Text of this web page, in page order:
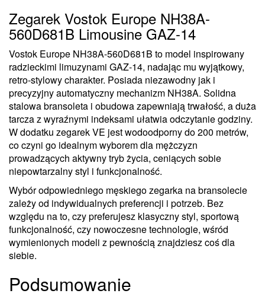
Zegarek Vostok Europe NH38A-
560D681B Limousine GAZ-14
Vostok Europe NH38A-560D681B to model inspirowany
radzieckimi limuzynami GAZ-14, nadając mu wyjątkowy,
retro-stylowy charakter. Posiada niezawodny jak i
precyzyjny automatyczny mechanizm NH38A. Solidna
stalowa bransoleta i obudowa zapewniają trwałość, a duża
tarcza z wyraźnymi indeksami ułatwia odczytanie godziny.
W dodatku zegarek VE jest wodoodporny do 200 metrów,
co czyni go idealnym wyborem dla mężczyzn
prowadzących aktywny tryb życia, ceniących sobie
niepowtarzalny styl i funkcjonalność.
Wybór odpowiedniego męskiego zegarka na bransolecie
zależy od indywidualnych preferencji i potrzeb. Bez
względu na to, czy preferujesz klasyczny styl, sportową
funkcjonalność, czy nowoczesne technologie, wśród
wymienionych modeli z pewnością znajdziesz coś dla
siebie.
Podsumowanie